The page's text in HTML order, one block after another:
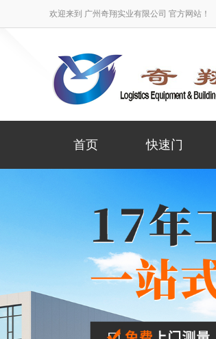
欢迎来到 广州奇翔实业有限公司 官方网站！
首页 快速门